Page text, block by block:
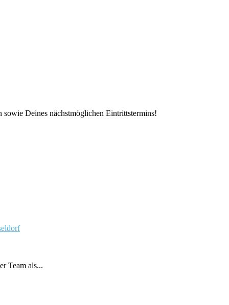
Deines nächstmöglichen Eintrittstermins!
Team als...